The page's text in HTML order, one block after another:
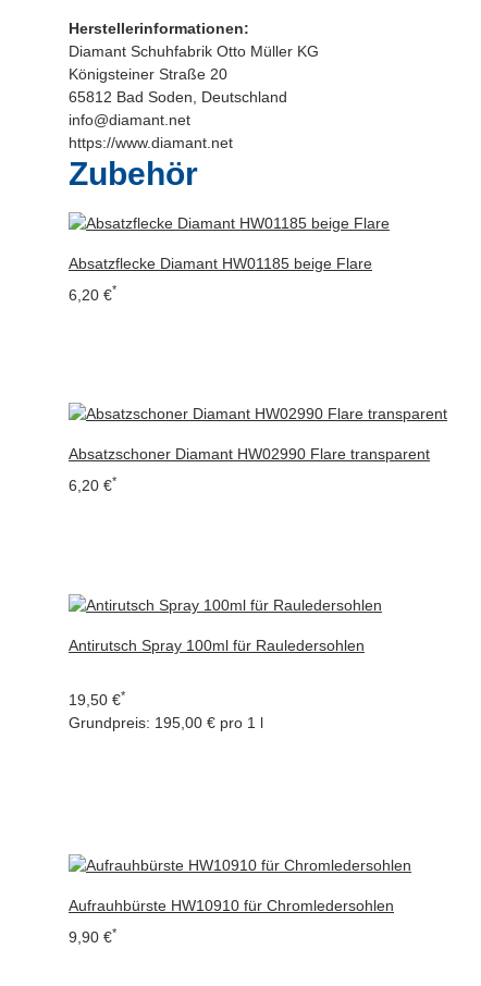
Herstellerinformationen:
Diamant Schuhfabrik Otto Müller KG
Königsteiner Straße 20
65812 Bad Soden, Deutschland
info@diamant.net
https://www.diamant.net
Zubehör
Absatzflecke Diamant HW01185 beige Flare
6,20 €*
Absatzschoner Diamant HW02990 Flare transparent
6,20 €*
Antirutsch Spray 100ml für Rauledersohlen
19,50 €*
Grundpreis: 195,00 € pro 1 l
Aufrauhbürste HW10910 für Chromledersohlen
9,90 €*